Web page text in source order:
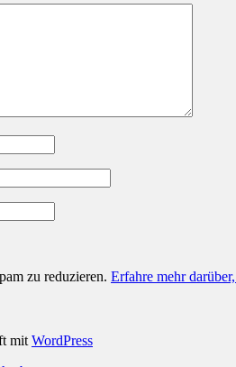
zu reduzieren. Erfahre mehr
mit WordPress